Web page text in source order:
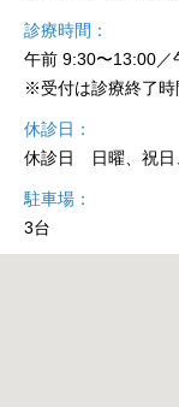
診療時間
午前 9:30〜13:00
※受付は診療終了
休診日
休診日 日曜、祝日
駐車場
3台